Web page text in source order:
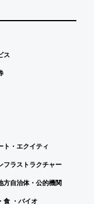
ス
ト・エクイティ
フラストラクチャー
方自治体・公的機関
食 ・バイオ